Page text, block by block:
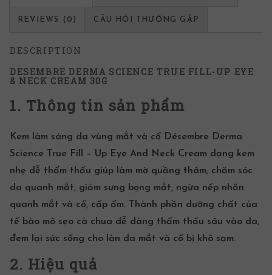
REVIEWS (0) CÂU HỎI THƯỜNG GẶP
DESCRIPTION
DESEMBRE DERMA SCIENCE TRUE FILL-UP EYE
& NECK CREAM 30G
1. Thông tin sản phẩm
Kem làm sáng da vùng mắt và cổ Désembre Derma
Science True Fill – Up Eye And Neck Cream dạng kem
nhẹ dễ thẩm thấu giúp làm mờ quầng thâm, chăm sóc
da quanh mắt, giảm sưng bọng mắt, ngừa nếp nhăn
quanh mắt và cổ, cấp ẩm.
Thành phần dưỡng chất của
tế bào mô sẹo cà chua dễ dàng thẩm thấu sâu vào da,
đem lại sức sống cho làn da mắt và cổ bị khô sạm.
2. Hiệu quả